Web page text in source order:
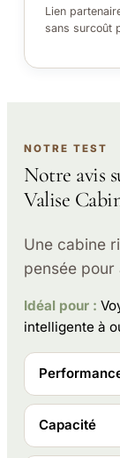
Lien
sans surcoût
NOTRE TEST
Notre avis
Valise
Une cabine
pensée
Idéal pour :
intelligente à
Capacité